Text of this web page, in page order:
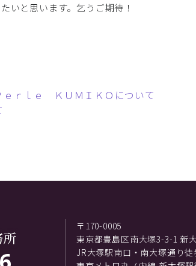
いと思います。乞うご期待！
ｒｌｅ ＫＵＭＩＫＯについて
〒170-0005
東京都豊島区南大塚3-3-1 新
JR大塚駅南口・南大塚通り徒